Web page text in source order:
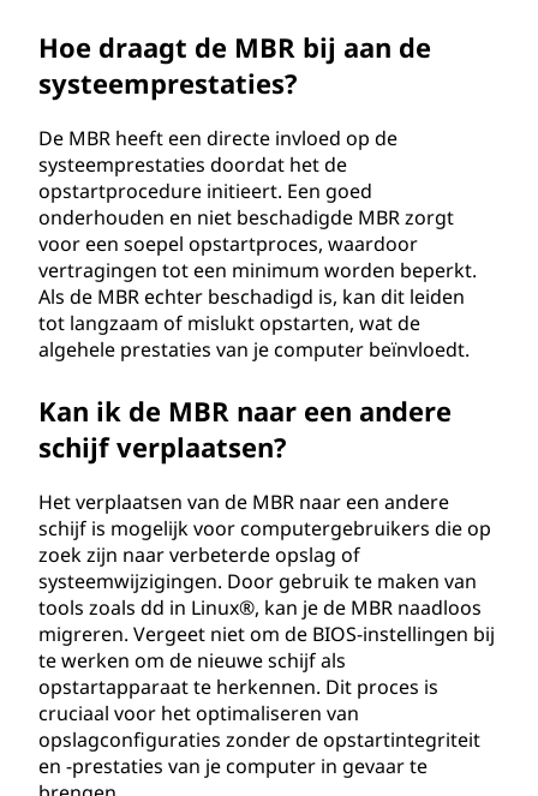
Hoe draagt de MBR bij aan de
systeemprestaties?
De MBR heeft een directe invloed op de
systeemprestaties doordat het de
opstartprocedure initieert. Een goed
onderhouden en niet beschadigde MBR zorgt
voor een soepel opstartproces, waardoor
vertragingen tot een minimum worden beperkt.
Als de MBR echter beschadigd is, kan dit leiden
tot langzaam of mislukt opstarten, wat de
algehele prestaties van je computer beïnvloedt.
Kan ik de MBR naar een andere
schijf verplaatsen?
Het verplaatsen van de MBR naar een andere
schijf is mogelijk voor computergebruikers die op
zoek zijn naar verbeterde opslag of
systeemwijzigingen. Door gebruik te maken van
tools zoals dd in Linux®, kan je de MBR naadloos
migreren. Vergeet niet om de BIOS-instellingen bij
te werken om de nieuwe schijf als
opstartapparaat te herkennen. Dit proces is
cruciaal voor het optimaliseren van
opslagconfiguraties zonder de opstartintegriteit
en -prestaties van je computer in gevaar te